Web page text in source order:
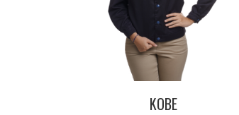
KOBE